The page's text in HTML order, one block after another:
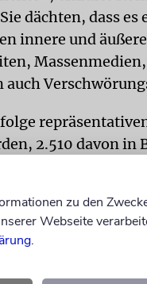
dächten, dass
innere und
auch
2.510 davon in
wurde
zu den
Webseite
.